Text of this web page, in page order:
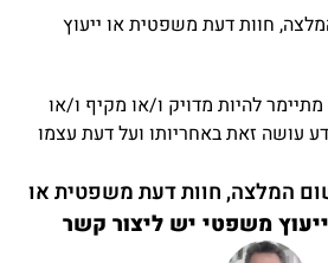
חוות דעת משפטית או ייעוץ
מתיימר להיות מדויק ו/או מקיף ו/או
עושה זאת באחריותו ועל דעת עצמו
המלצה, חוות דעת משפטית או
משפטי יש ליצור קשר